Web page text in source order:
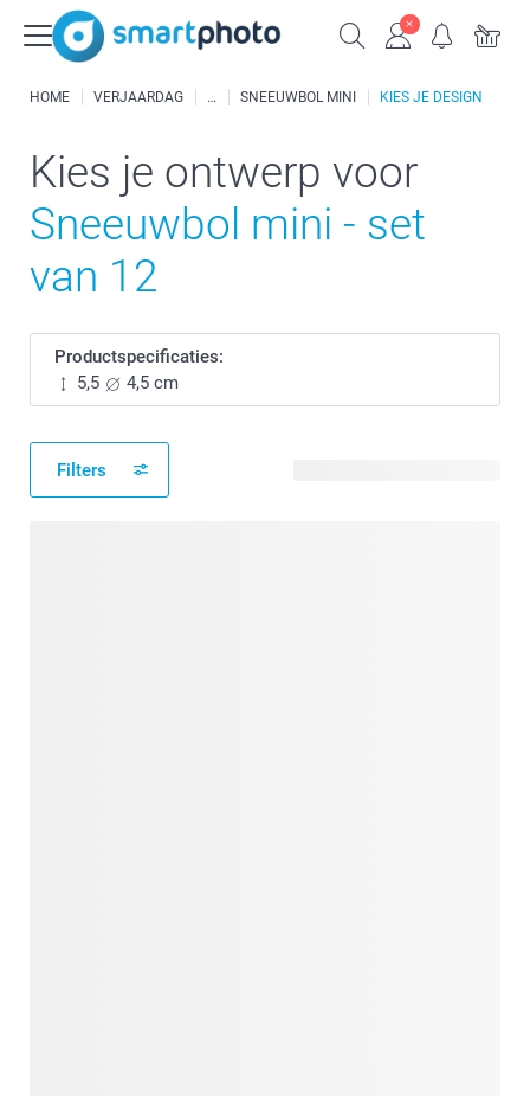
HOME VERJAARDAG SNEEUWBOL MINI KIES JE DESIGN
Kies je ontwerp voor
Sneeuwbol mini - set
van 12
Productspecificaties:
5,5
4,5 cm
Filters